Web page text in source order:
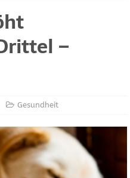
UND DAS
neue Trend?
UND DAS
bei napfcheck-shop.de
und Junghunde auf
–
Gesundheit